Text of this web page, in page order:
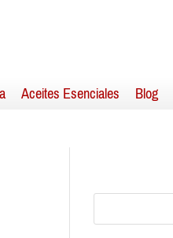
Aceites Esenciales Blog